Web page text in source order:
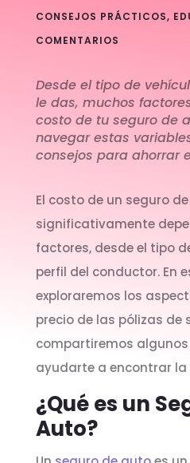
CONSEJOS PRÁCTICOS,
COMENTARIOS
Desde el tipo de
le das, muchos
costo de tu seguro de
navegar estas
consejos para ahorrar
El costo de un seguro
significativamente
factores, desde el tipo
perfil del conductor. En
exploraremos los
precio de las pólizas de
compartiremos
ayudarte a encontrar la
¿Qué es un
Auto?